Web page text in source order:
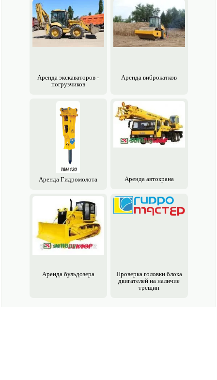
Аренда экскаваторов -
погрузчиков
Аренда виброкатков
Аренда Гидромолота Аренда авто­крана
Аренда бульдозера
Проверка головки блока
двигателей на наличие
трещин